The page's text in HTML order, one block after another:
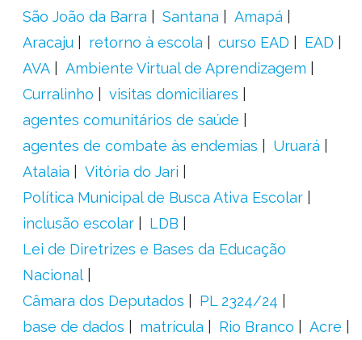
São João da Barra
Santana
Amapá
Aracaju
retorno à escola curso EAD
EAD
AVA
Ambiente Virtual de Aprendizagem
Curralinho
visitas domiciliares
agentes comunitários de saúde
agentes de combate às endemias
Uruará
Atalaia
Vitória do Jari
Política Municipal de Busca Ativa Escolar
inclusão escolar
LDB
Lei de Diretrizes e Bases da Educação
Nacional
Câmara dos Deputados
PL 2324/24
base de dados
matrícula Rio Branco
Acre